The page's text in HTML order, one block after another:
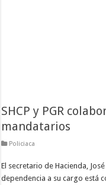
SHCP y PGR
mandatarios
Policiaca
El secretario de Hacienda,
dependencia a su cargo está